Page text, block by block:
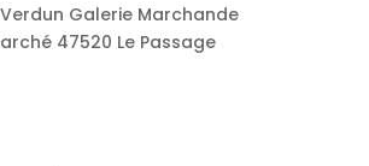
Galerie Marchande
47520 Le Passage